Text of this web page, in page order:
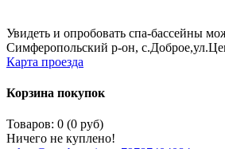
Увидеть и опробовать спа-бассейны
Симферопольский р-он,
Карта проезда
Корзина покупок
Товаров: 0 (0 руб)
Ничего не куплено!